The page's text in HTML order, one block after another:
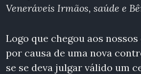
Veneráveis Irmãos, saúde e
Logo que chegou aos
por causa de uma nova
se se deva julgar válido um